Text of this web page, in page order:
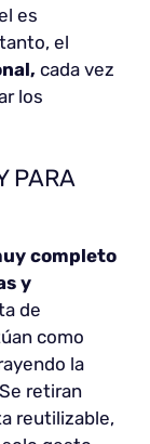
es
el
cada vez
los
PARA
completo
y
de
como
la
retiran
reutilizable,